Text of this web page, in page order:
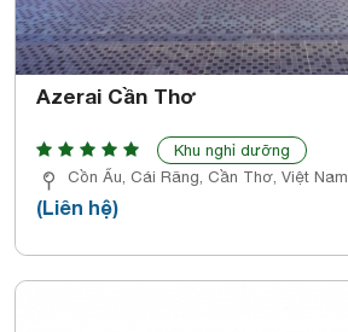
Azerai Cần Thơ
Khu nghỉ dưỡng
Cồn Ấu, Cái Răng, Cần Thơ, Việt Nam
(Liên hệ)